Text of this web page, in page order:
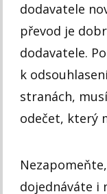
dodavatele
převod je
dodavatele.
k
stranách,
odečet, který
dojednáváte i